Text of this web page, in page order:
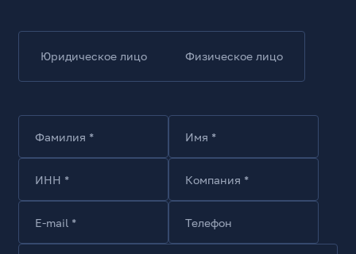
Юридическое лицо Физическое лицо
Фамилия * Имя *
ИНН * Компания *
E-mail * Телефон